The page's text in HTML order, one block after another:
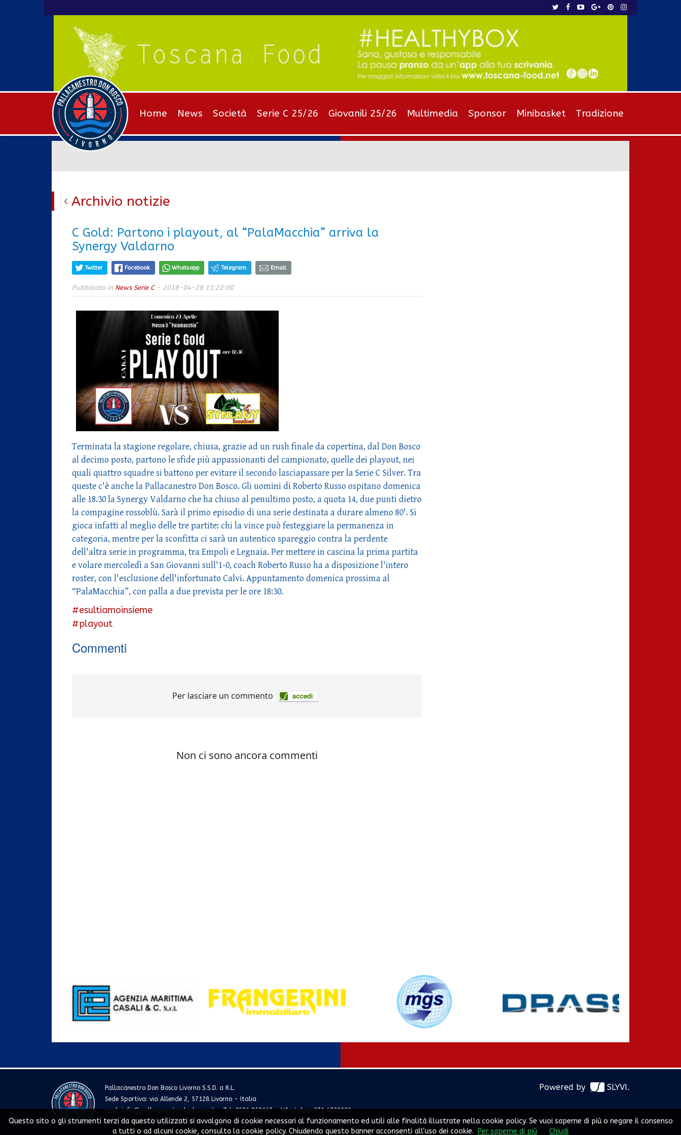
Home News Società Serie C 25/26 Giovanili 25/26 Multimedia Sponsor Minibasket Tradizione
Archivio notizie
C Gold: Partono i playout, al “PalaMacchia” arriva la
Synergy Valdarno
Twitter Facebook Whatsapp Telegram Email
Pubblicato in News Serie C- 2018-04-28 11:22:00
Terminata la stagione regolare, chiusa, grazie ad un rush finale da copertina, dal Don Bosco
al decimo posto, partono le sfide più appassionanti del campionato, quelle dei playout, nei
quali quattro squadre si battono per evitare il secondo lasciapassare per la Serie C Silver. Tra
queste c'è anche la Pallacanestro Don Bosco. Gli uomini di Roberto Russo ospitano domenica
alle 18.30 la Synergy Valdarno che ha chiuso al penultimo posto, a quota 14, due punti dietro
la compagine rossoblù. Sarà il primo episodio di una serie destinata a durare almeno 80'. Si
gioca infatti al meglio delle tre partite: chi la vince può festeggiare la permanenza in
categoria, mentre per la sconfitta ci sarà un autentico spareggio contra la perdente
dell'altra serie in programma, tra Empoli e Legnaia. Per mettere in cascina la prima partita
e volare mercoledì a San Giovanni sull'1-0, coach Roberto Russo ha a disposizione l'intero
roster, con l'esclusione dell'infortunato Calvi. Appuntamento domenica prossima al
“PalaMacchia”, con palla a due prevista per le ore 18:30.
#esultiamoinsieme
#playout
Commenti
Pallacanestro Don Bosco Livorno S.S.D. a R.L.
Sede Sportiva: via Allende 2, 57128 Livorno - Italia
mail:info@pallacanestrodonbosco.it- Tel. 0586 858167 - WhatsApp 371 4739203
P. Iva e Cod. Fiscale 01192910493
Powered by SLYVI.
Questo sito o gli strumenti terzi da questo utilizzati si avvalgono di cookie necessari al funzionamento ed utili alle finalità illustrate nella cookie policy. Se vuoi saperne di più o negare il consenso
a tutti o ad alcuni cookie, consulta la cookie policy. Chiudendo questo banner acconsenti all'uso dei cookie.
Per saperne di più Chiudi